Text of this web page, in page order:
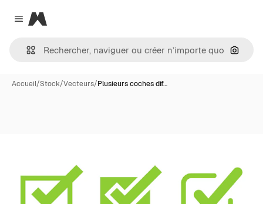
Close menu
Magnific
Accueil/Stock/Vecteurs/Plusieurs coches dif…